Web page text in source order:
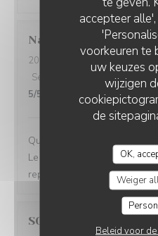
accepteer
voorkeuren te
uw keuzes
wijzigen
de
OK,
Weiger
Beleid voor
Nathalie
2024-02-25
- 12:45 - Gasten 6
Service
Atmosfeer
5/5
Qualité des échanges
Le service est parfait, nous
repas.
SOPHIE